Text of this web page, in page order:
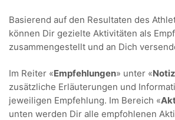
Basierend auf den Resultaten des
können Dir gezielte Aktivitäten als
zusammengestellt und an Dich
Im Reiter «Empfehlungen» unter «
zusätzliche Erläuterungen und
jeweiligen Empfehlung. Im Bereich «
unten werden Dir alle empfohlenen